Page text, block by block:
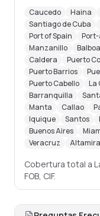
Caucedo
Haina
Santiago de Cuba
Port of Spain
Manzanillo
Balboa
Caldera
Puerto
Puerto Barrios
Puerto Cabello
La
Barranquilla
Manta
Callao
Iquique
Santos
Buenos Aires
Veracruz
Altamira
Cobertura total a
FOB, CIF.